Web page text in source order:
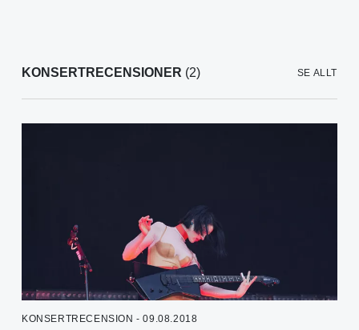
KONSERTRECENSIONER (2) SE ALLT
KONSERTRECENSION - 09.08.2018